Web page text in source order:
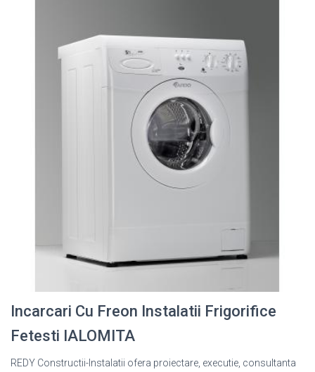
Incarcari Cu Freon Instalatii Frigorifice
Fetesti IALOMITA
REDY Constructii-Instalatii ofera proiectare, executie, consultanta